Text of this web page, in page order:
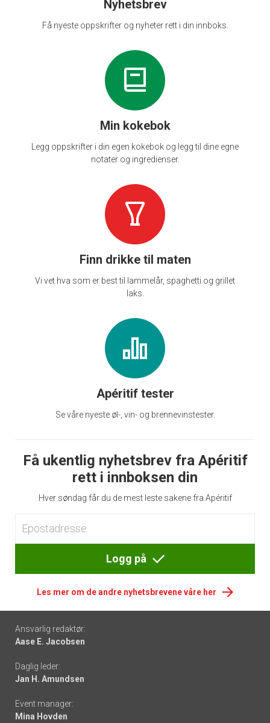
Nyhetsbrev
Få nyeste oppskrifter og nyheter rett i din innboks.
Min kokebok
Legg oppskrifter i din egen kokebok og legg til dine egne
notater og ingredienser.
Finn drikke til maten
Vi vet hva som er best til lammelår, spaghetti og grillet
laks.
Apéritif tester
Se våre nyeste øl-, vin- og brennevinstester.
Få ukentlig nyhetsbrev fra Apéritif
rett i innboksen din
Hver søndag får du de mest leste sakene fra Apéritif
Logg på
Les mer om de andre nyhetsbrevene våre her
Footer
-
links
Ansvarlig redaktør:
Aase E. Jacobsen
Daglig leder:
Jan H. Amundsen
Event manager:
Mina Hovden